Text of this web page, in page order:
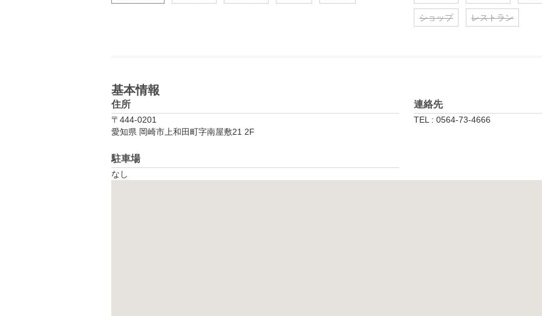
ショップ レストラン
基本情報
住所
〒444-0201
愛知県 岡崎市上和田町字南屋敷21 2F
連絡先
TEL : 0564-73-4666
駐車場
なし